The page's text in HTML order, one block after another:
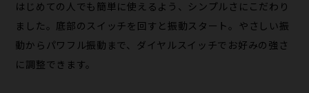
はじめての人でも簡単に使えるよう、シンプルさにこだわり
ました。底部のスイッチを回すと振動スタート。やさしい振
動からパワフル振動まで、ダイヤルスイッチでお好みの強さ
に調整できます。